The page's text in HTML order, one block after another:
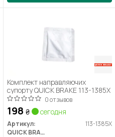
Комплект направляючих
супорту QUICK BRAKE 113-1385X
0 отзывов
198 ₴ сегодня
Артикул:
113-1385X
QUICK BRAKE